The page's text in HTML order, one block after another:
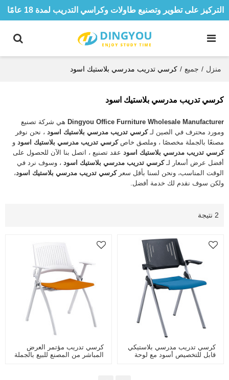
التركيز على تطوير وتصنيع طاولات وكراسي التدريب لمدة 18 عامًا
منزل / جميع / كرسي تدريب مدرسي بلاستيك اسود
كرسي تدريب مدرسي بلاستيك اسود
Dingyou Office Furniture Wholesale Manufacturer هي شركة تصنيع
ومورد محترف في الصين لـكرسي تدريب مدرسي بلاستيك اسود ، نحن نوفر
مصنعًا بالجملة مخصصًا ، وملصق خاصكرسي تدريب مدرسي بلاستيك اسود و
كرسي تدريب مدرسي بلاستيك اسود عقد تصنيع ، اتصل بنا الآن للحصول على
أفضل عرض أسعار لـكرسي تدريب مدرسي بلاستيك اسود ، وسوف نرد في
الوقت المناسب، ونحن لسنا بأقل سعركرسي تدريب مدرسي بلاستيك اسود،
ولكن سوف نقدم لك خدمة أفضل.
2 نتيجة
كرسي تدريب مدرسي بلاستيكي
قابل للتخصيص أسود مع لوحة
كرسي تدريب مؤتمر العرض
المباشر من المصنع للبيع بالجملة